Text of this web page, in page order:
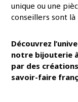
unique ou une
conseillers sont là
Découvrez
notre bijouterie
par des
savoir-faire